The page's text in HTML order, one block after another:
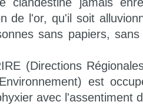
de l'or, qu'il soit
sans papiers,
(Directions
est
avec l'assentiment